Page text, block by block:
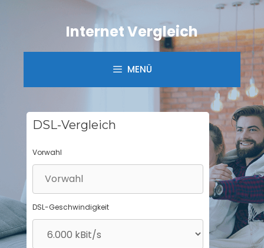
Internet Vergleich
MENÜ
DSL-Vergleich
Vorwahl
DSL-Geschwindigkeit